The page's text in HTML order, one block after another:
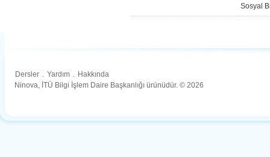
Sosyal
Dersler . Yardım . Hakkında
Ninova, İTÜ Bilgi İşlem Daire Başkanlığı ürünüdür. © 2026